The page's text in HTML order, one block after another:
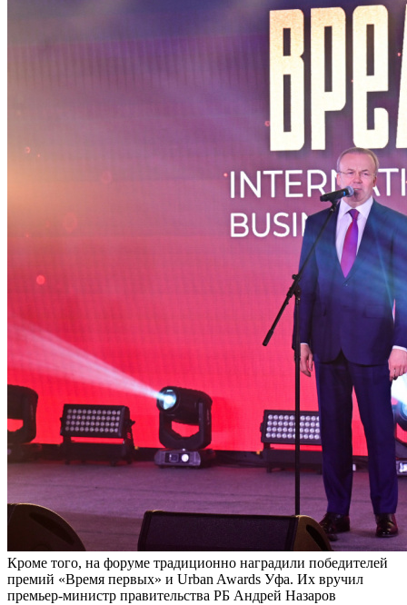
Кроме того, на форуме традиционно наградили победителей
премий «Время первых» и Urban Awards Уфа. Их вручил
премьер-министр правительства РБ Андрей Назаров